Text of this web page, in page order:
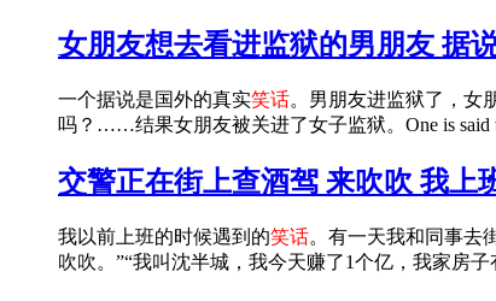
女朋友想去看进监狱的男朋友 据
一个据说是国外的真实笑话。男朋友进监狱了，女
吗？……结果女朋友被关进了女子监狱。One is said
交警正在街上查酒驾 来吹吹 我上
我以前上班的时候遇到的笑话。有一天我和同事去
吹吹。”“我叫沈半城，我今天赚了1个亿，我家房